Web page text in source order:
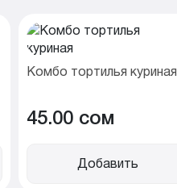
Комбо тортилья куриная
45.00 cом
Добавить